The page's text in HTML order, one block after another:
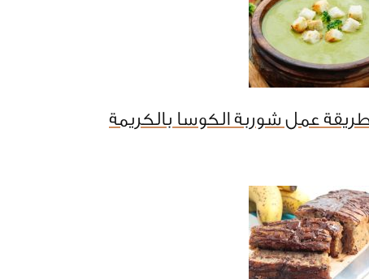
عمل شوربة الكوسا بالكريمة